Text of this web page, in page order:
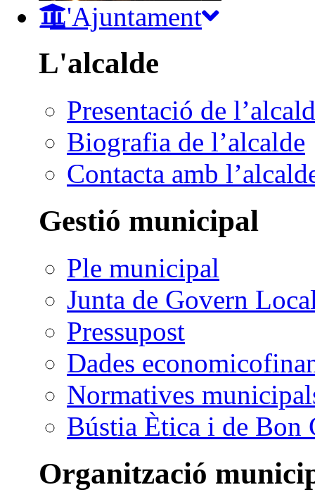
L'Ajuntament
L'alcalde
Presentació de
Biografia de l’alcalde
Contacta amb
Gestió municipal
Ple municipal
Junta de Govern
Pressupost
Dades
Normatives
Bústia Ètica i de Bon
Organització